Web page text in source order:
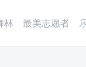
林 最美志愿者